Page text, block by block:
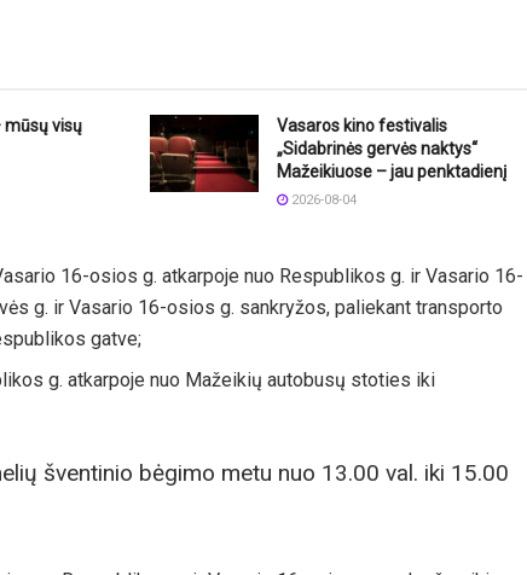
mūsų visų
Vasaros kino festivalis
„Sidabrinės gervės naktys“
Mažeikiuose – jau penktadienį
2026-08-04
16-osios g. atkarpoje nuo Respublikos g. ir Vasario 16-
g. ir Vasario 16-osios g. sankryžos, paliekant transporto
gatve;
g. atkarpoje nuo Mažeikių autobusų stoties iki
šventinio bėgimo metu nuo 13.00 val. iki 15.00